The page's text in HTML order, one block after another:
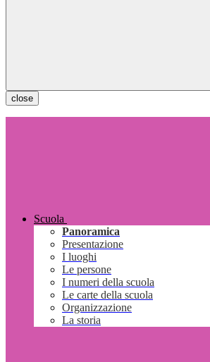
close
Scuola
Panoramica
Presentazione
I luoghi
Le persone
I numeri della scuola
Le carte della scuola
Organizzazione
La storia